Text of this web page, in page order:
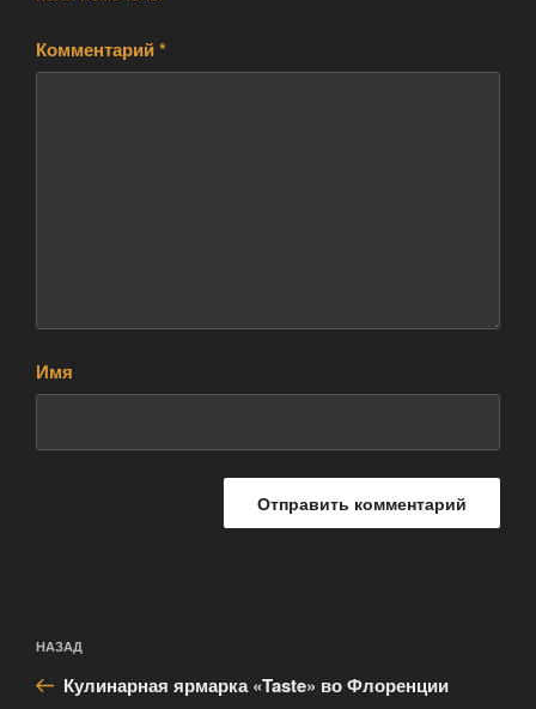
Комментарий*
Имя
по
записям
Предыдущая
запись:
НАЗАД
Кулинарная ярмарка «Taste» во Флоренции